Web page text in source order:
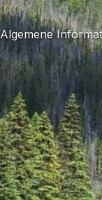
Algemene